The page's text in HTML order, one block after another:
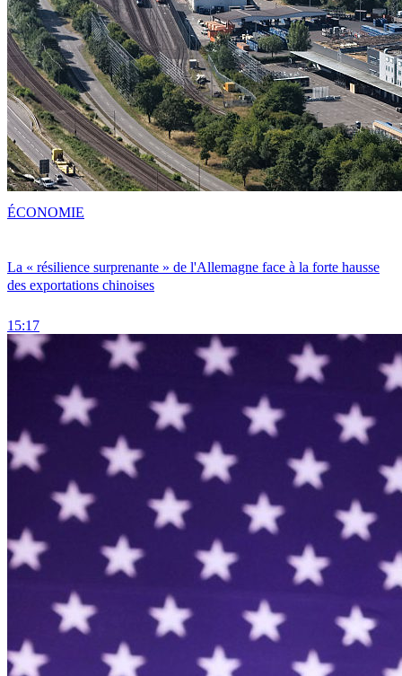
La « résilience surprenante » de l'Allemagne face à la forte hausse
des exportations chinoises
15:17
ÉCONOMIE